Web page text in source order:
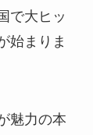
で大ヒッ
始まりま
魅力の本